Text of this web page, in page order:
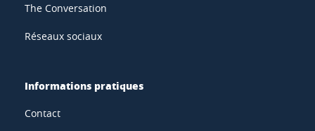
The Conversation
Réseaux sociaux
Informations pratiques
Contact